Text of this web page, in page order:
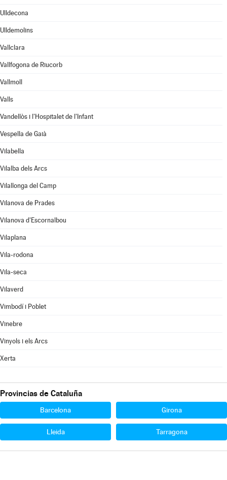
Ulldecona
Ulldemolins
Vallclara
Vallfogona de Riucorb
Vallmoll
Valls
Vandellòs i l'Hospitalet de l'Infant
Vespella de Gaià
Vilabella
Vilalba dels Arcs
Vilallonga del Camp
Vilanova de Prades
Vilanova d'Escornalbou
Vilaplana
Vila-rodona
Vila-seca
Vilaverd
Vimbodí i Poblet
Vinebre
Vinyols i els Arcs
Xerta
Provincias de Cataluña
Barcelona Girona
Lleida Tarragona